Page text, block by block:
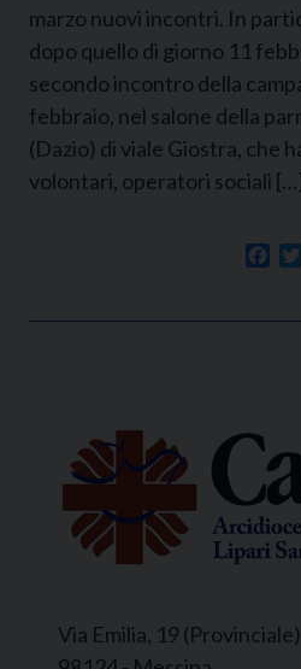
marzo nuovi incontri. In
dopo quello di giorno 11
secondo incontro della
febbraio, nel salone della
(Dazio) di viale Giostra, che
volontari, operatori sociali […]
Via Emilia, 19 (Provinciale)